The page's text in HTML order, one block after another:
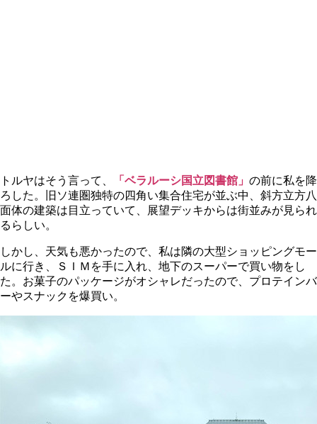
トルヤはそう言って、 「ベラルーシ国立図書館」 の前に私を降
ろした。旧ソ連圏独特の四角い集合住宅が並ぶ中、斜方立方八
面体の建築は目立っていて、展望デッキからは街並みが見られ
るらしい。
しかし、天気も悪かったので、私は隣の大型ショッピングモー
ルに行き、ＳＩＭを手に入れ、地下のスーパーで買い物をし
た。お菓子のパッケージがオシャレだったので、プロテインバ
ーやスナックを爆買い。